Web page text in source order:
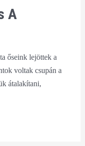
A
őseink lejöttek a
voltak csupán a
átalakítani,